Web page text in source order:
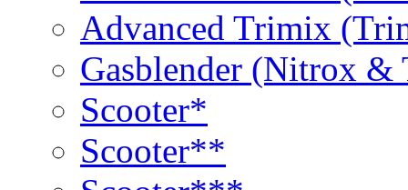
Advanced Trimix
Gasblender (Nitrox
Scooter*
Scooter**